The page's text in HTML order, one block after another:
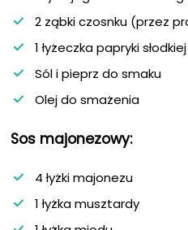
2 ząbki czosnku (przez
1 łyżeczka papryki słodkiej
Sól i pieprz do smaku
Olej do smażenia
Sos majonezowy:
4 łyżki majonezu
1 łyżka musztardy